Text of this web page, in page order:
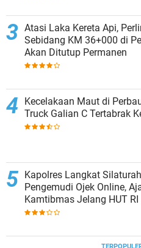
Atasi Laka Kereta Api,
Sebidang KM 36+000 di
Akan Ditutup Permanen
Kecelakaan Maut di
Truck Galian C Tertabrak
Kapolres Langkat
Pengemudi Ojek Online,
Kamtibmas Jelang HUT RI